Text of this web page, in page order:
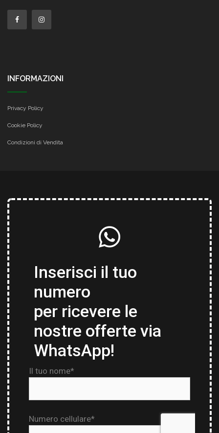
INFORMAZIONI
Privacy Policy
Cookie Policy
Condizioni di Vendita